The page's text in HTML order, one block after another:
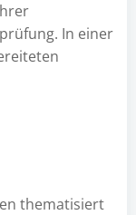
In einer
thematisiert